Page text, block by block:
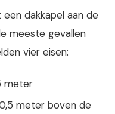
dakkapel aan de
meeste gevallen
vier eisen:
meter
meter boven de